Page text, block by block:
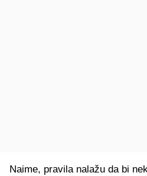
Naime, pravila nalažu da bi